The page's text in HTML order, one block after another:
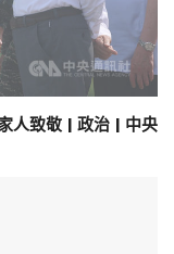
人致敬 | 政治 | 中央